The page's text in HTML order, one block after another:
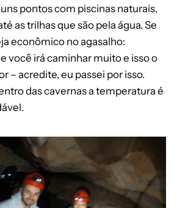
pontos com piscinas naturais,
as trilhas que são pela água. Se
econômico no agasalho:
você irá caminhar muito e isso o
– acredite, eu passei por isso.
das cavernas a temperatura é